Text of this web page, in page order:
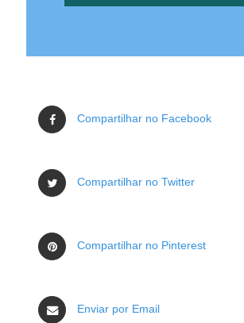
Compartilhar no Facebook
Compartilhar no Twitter
Compartilhar no Pinterest
Enviar por Email